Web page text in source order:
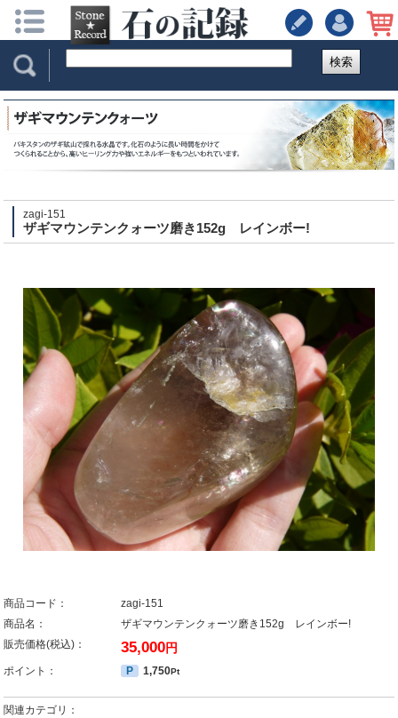
検索
zagi-151
ザギマウンテンクォーツ磨き152g レインボー!
商品コード：
zagi-151
商品名：
ザギマウンテンクォーツ磨き152g レインボー!
販売価格(税込)：
35,000円
ポイント： P 1,750Pt
関連カテゴリ：